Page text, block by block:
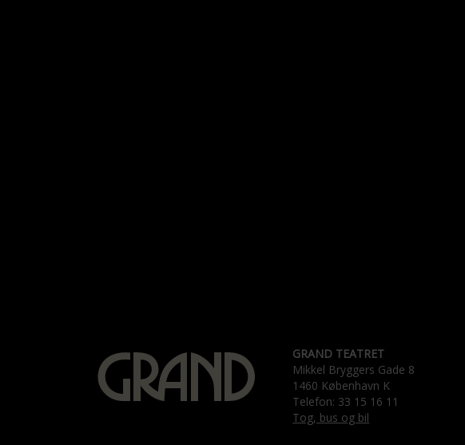
GRAND TEATRET
Mikkel Bryggers Gade 8
1460 København K
Telefon: 33 15 16 11
Tog, bus og bil